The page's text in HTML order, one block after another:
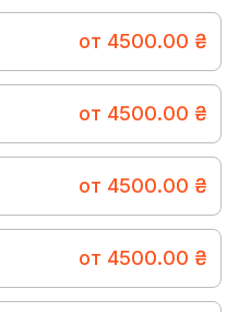
от 4500.00 ₴
от 4500.00 ₴
от 4500.00 ₴
от 4500.00 ₴